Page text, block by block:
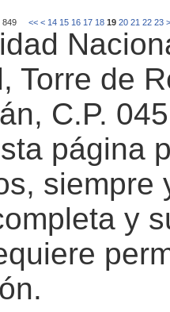
849 << < 14 15 16 17 18 19 20 21 22 23 >
Torre de
C.P.
página
siempre
y